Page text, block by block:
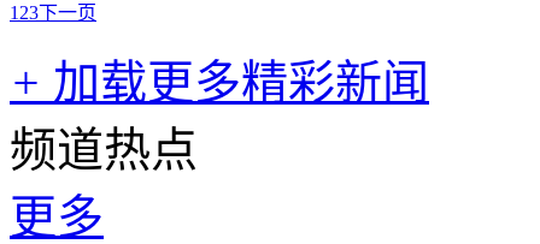
1 23下一页
+ 加载更多精彩新闻
频道热点
更多